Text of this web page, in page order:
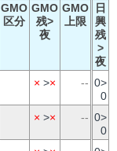
GMO
区分
GMO
残>
夜
GMO
上限
日
興
残
>
夜
× >× -- 0>
0
× >× -- 0>
0